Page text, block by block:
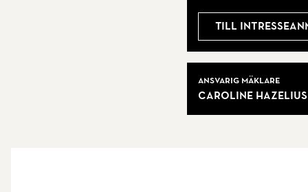
Till
Ansvarig mäklare
Caroline Hazelius